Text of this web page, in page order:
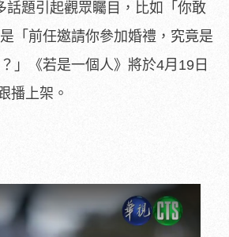
題引起觀眾矚目， 比如「你敢
是「前任邀請你參加婚禮，究竟是
」《若是一個人》將於4月19日
播上架。